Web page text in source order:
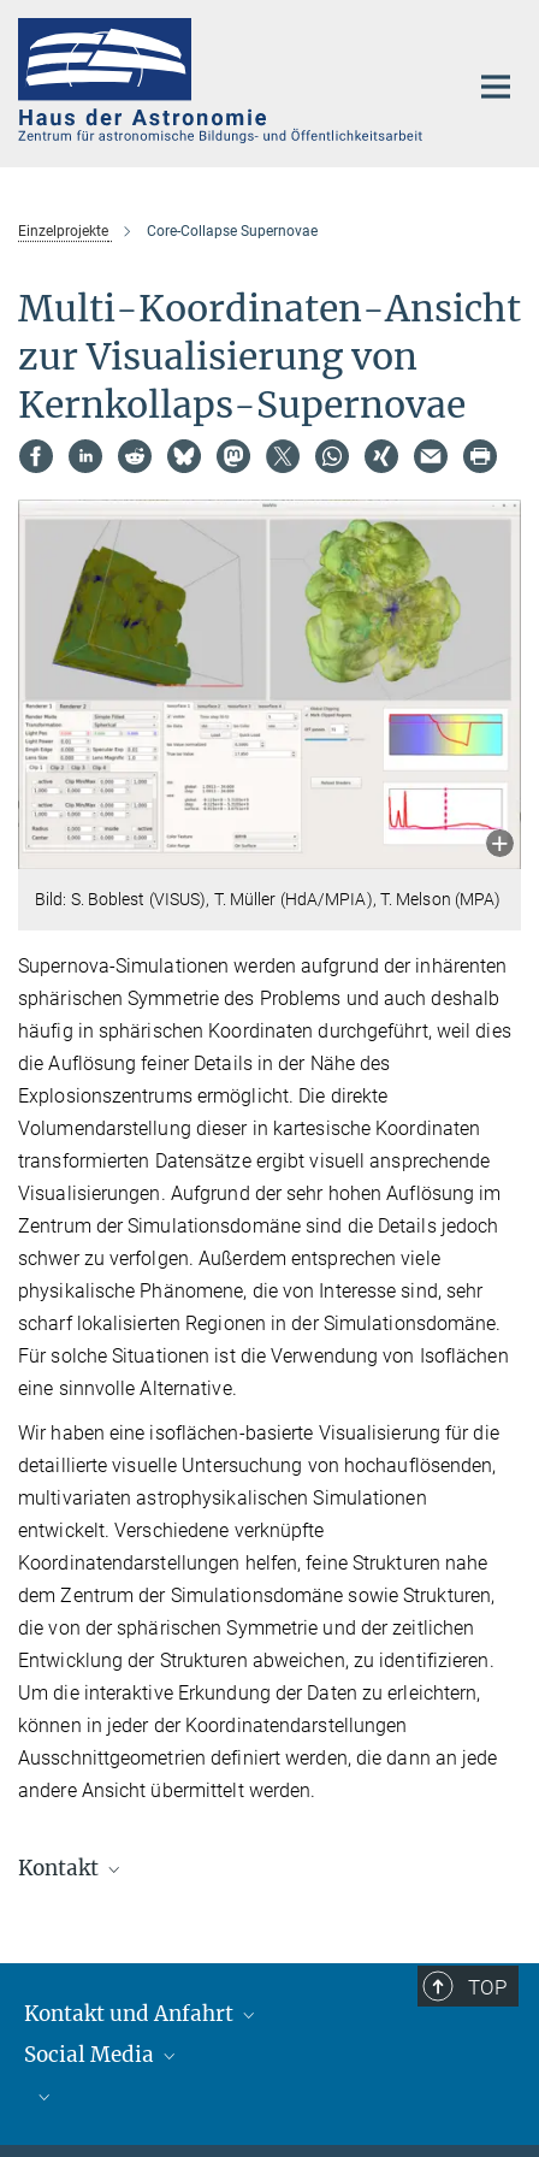
Hauptinhalt
Einzelprojekte Core-Collapse Supernovae
Multi-Koordinaten-Ansicht
zur Visualisierung von
Kernkollaps-Supernovae
Bild: S. Boblest (VISUS), T. Müller (HdA/MPIA), T. Melson (MPA)
Supernova-Simulationen werden aufgrund der inhärenten
sphärischen Symmetrie des Problems und auch deshalb
häufig in sphärischen Koordinaten durchgeführt, weil dies
die Auflösung feiner Details in der Nähe des
Explosionszentrums ermöglicht. Die direkte
Volumendarstellung dieser in kartesische Koordinaten
transformierten Datensätze ergibt visuell ansprechende
Visualisierungen. Aufgrund der sehr hohen Auflösung im
Zentrum der Simulationsdomäne sind die Details jedoch
schwer zu verfolgen. Außerdem entsprechen viele
physikalische Phänomene, die von Interesse sind, sehr
scharf lokalisierten Regionen in der Simulationsdomäne.
Für solche Situationen ist die Verwendung von Isoflächen
eine sinnvolle Alternative.
Wir haben eine isoflächen-basierte Visualisierung für die
detaillierte visuelle Untersuchung von hochauflösenden,
multivariaten astrophysikalischen Simulationen
entwickelt. Verschiedene verknüpfte
Koordinatendarstellungen helfen, feine Strukturen nahe
dem Zentrum der Simulationsdomäne sowie Strukturen,
die von der sphärischen Symmetrie und der zeitlichen
Entwicklung der Strukturen abweichen, zu identifizieren.
Um die interaktive Erkundung der Daten zu erleichtern,
können in jeder der Koordinatendarstellungen
Ausschnittgeometrien definiert werden, die dann an jede
andere Ansicht übermittelt werden.
Kontakt
tmueller@...
TOP
Kontakt und Anfahrt
Kontakt und Anfahrt
Social Media
Bluesky